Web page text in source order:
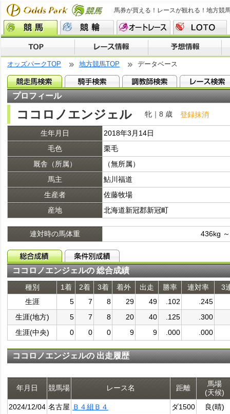
馬券が買える！レースが観れる！地方競
オッズパークTOP 地方競馬TOP データベース
プロフィール
ココロノエンジェル 牝｜8 歳 登録抹消
生年月日
2018年3月14日
毛色
栗毛
厩舎（所属）
（無所属）
馬主
鮎川福道
生産者
佐藤牧場
産地
北海道新冠郡新冠町
連対時の馬体重 436kg
ココロノエンジェルの 総合成績
種別 1着 2着 3着 着外 出走 勝率 連対率
3
生涯
5 7 8 29 49 .102
.245
生涯(地方)
5 7 8 20 40 .125
.300
生涯(中央)
0 0 0 9 9 .000 .000
ココロノエンジェルの 出走履歴
年月日 競馬場 レース名 距離
馬場
(天候)
2024/12/04 名古屋 Ｂ４組Ｂ４ ダ1500
良(晴)